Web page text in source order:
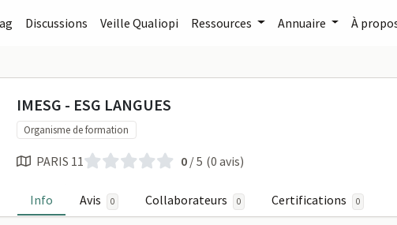
Discussions Veille Qualiopi Ressources Annuaire À
IMESG - ESG LANGUES sur
IMESG - ESG LANGUES
Organisme de formation
PARIS 11 0 / 5 (0 avis)
Info Avis 0 Collaborateurs 0 Certifications 0